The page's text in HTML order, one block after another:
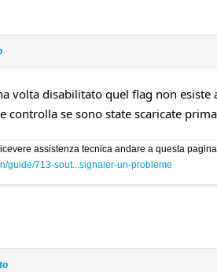
volta disabilitato quel flag non
se sono state scaricate
assistenza tecnica andare a questa
guide/713-sout...signaler-un-probleme